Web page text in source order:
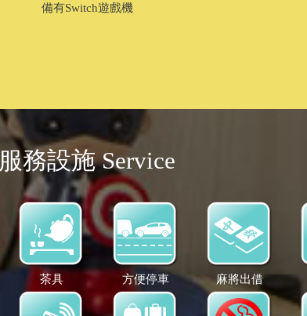
備有Switch遊戲機
服務設施 Service
茶具 方便停車 麻將出借